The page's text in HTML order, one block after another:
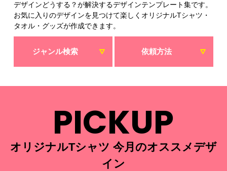
デザインどうする？が解決するデザインテンプレート集です。
お気に入りのデザインを見つけて楽しくオリジナルTシャツ・
タオル・グッズが作成できます。
ジャンル検索 依頼方法
PICKUP
オリジナルTシャツ 今月のオススメデザ
イン